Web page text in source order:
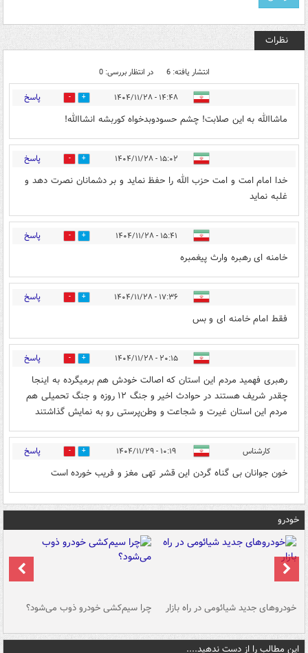
نظرات
انتشار یافته: 6 در انتظار بررسی: 0
۱۴:۴۸ - ۱۴۰۴/۱۱/۲۸ 7 پاسخ
ماشاالله به این صلابت! چشم حسودوبدخواه کوربشه انشاالله!
۱۵:۰۲ - ۱۴۰۴/۱۱/۲۸ 6 پاسخ
خدا امام امت و امت حزب الله را حفظ نماید و بر دشمانان نصرت دهد و
غلبه نماید
۱۵:۴۱ - ۱۴۰۴/۱۱/۲۸ 5 پاسخ
خامنه ای رهبره وارث پیغمبره
۱۷:۳۶ - ۱۴۰۴/۱۱/۲۸ 4 پاسخ
فقط امام خامنه ای و بس
۲۰:۱۵ - ۱۴۰۴/۱۱/۲۸ 5 پاسخ
رهبری فهمید مردم این استان که اصالت خودش هم برمیگرده به اینجا
چقدر شریف هستند در حوادث اخیر و جنگ ۱۲ روزه و جنگ تحمیلی هم
مردم این استان غیرت و شجاعت و وطن‌پرستی رو به نمایش گذاشتند
کارشناس ۱۰:۱۹ - ۱۴۰۴/۱۱/۲۹ 0 پاسخ
خون جوانان بی گناه گردن این قشر تهی مغز و فریب خورده است
خودرو
خودروهای جدید شیائومی در راه بازار چرا سیم‌کشی خودرو ذوب می‌شود؟
این مطالب را از دست ندهید....